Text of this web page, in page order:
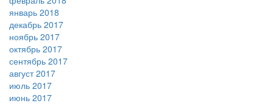
январь 2018
декабрь 2017
ноябрь 2017
октябрь 2017
сентябрь 2017
август 2017
июль 2017
июнь 2017